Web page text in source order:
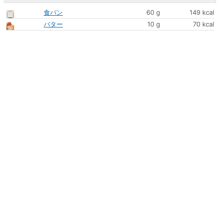
食パン 60 g
149 kcal
バター
10 g 70 kcal